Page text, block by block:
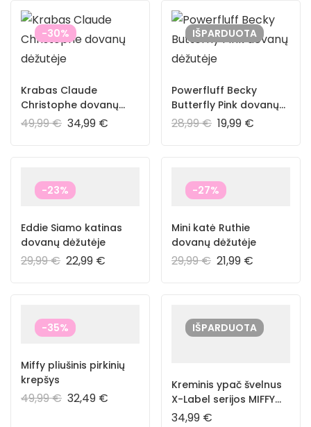
-30%
Krabas Claude
Christophe dovanų
dėžutėje
49,99€ 34,99 €
IŠPARDUOTA
Powerfluff Becky
Butterfly Pink dovanų
dėžutėje
28,99€ 19,99 €
-23%
Eddie Siamo katinas
dovanų dėžutėje
29,99€ 22,99 €
-27%
Mini katė Ruthie
dovanų dėžutėje
29,99€ 21,99 €
-35%
Miffy pliušinis pirkinių
krepšys
49,99€ 32,49 €
IŠPARDUOTA
Kreminis ypač švelnus
X-Label serijos MIFFY
23cm
34,99 €